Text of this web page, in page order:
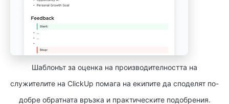
Шаблонът за оценка на производителността на
служителите на ClickUp помага на екипите да споделят по-
добре обратната връзка и практическите подобрения.